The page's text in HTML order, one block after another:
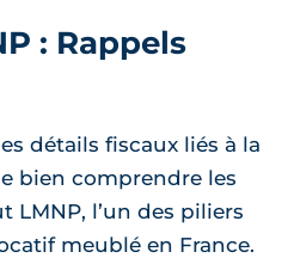
: Rappels
détails fiscaux liés à la
bien comprendre les
l’un des piliers
meublé en France.